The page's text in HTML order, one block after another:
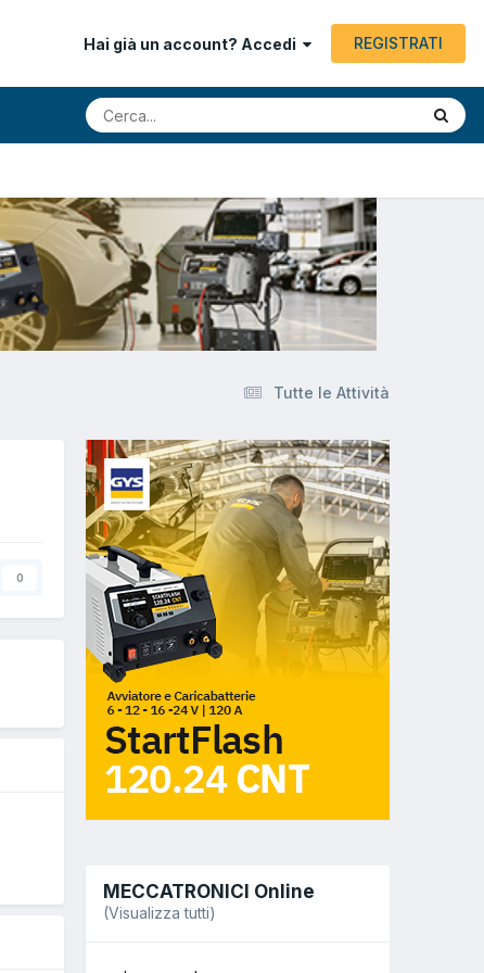
Hai già un account? Accedi REGISTRATI
Tutte le Attività
0
MECCATRONICI Online
(Visualizza tutti)